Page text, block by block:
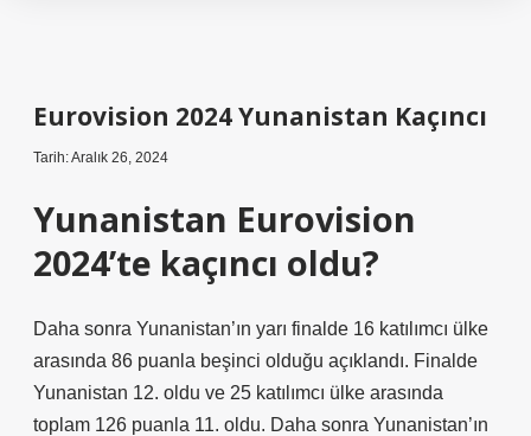
Eurovision 2024 Yunanistan Kaçıncı
Tarih: Aralık 26, 2024
Yunanistan Eurovision
2024’te kaçıncı oldu?
Daha sonra Yunanistan’ın yarı finalde 16 katılımcı ülke
arasında 86 puanla beşinci olduğu açıklandı. Finalde
Yunanistan 12. oldu ve 25 katılımcı ülke arasında
toplam 126 puanla 11. oldu. Daha sonra Yunanistan’ın